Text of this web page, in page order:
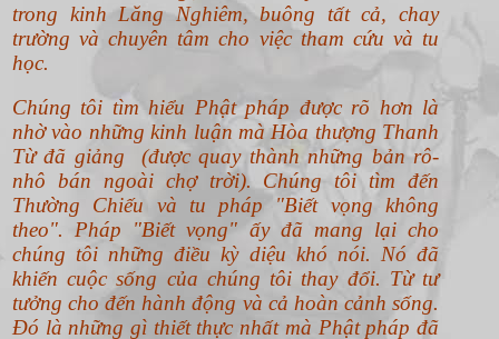
trong kinh Lăng Nghiêm, buông tất cả, chay
trường và chuyên tâm cho việc tham cứu và tu
học.
Chúng tôi tìm hiểu Phật pháp được rõ hơn là
nhờ vào những kinh luận mà Hòa thượng Thanh
Từ đã giảng (được quay thành những bản rô-
nhô bán ngoài chợ trời). Chúng tôi tìm đến
Thường Chiếu và tu pháp "Biết vọng không
theo".Pháp "Biết vọng" ấy đã mang lại cho
chúng tôi những điều kỳ diệu khó nói. Nó đã
khiến cuộc sống của chúng tôi thay đổi. Từ tư
tưởng cho đến hành động và cả hoàn cảnh sống.
Đó là những gì thiết thực nhất mà Phật pháp đã